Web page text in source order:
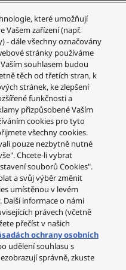
Marketing Europe
republika Všechna
které umožňují
Vašem zařízení (např.
- dále všechny označovány
stránky používáme
souhlasem budou
těch od třetích stran, k
stránek, ke zlepšení
funkčnosti a
přizpůsobené Vaším
cookies pro tyto
všechny cookies.
pouze nezbytně nutné
Chcete-li vybrat
souborů Cookies".
a svůj výběr změnit
umístěnou v levém
informace o námi
právech (včetně
přečíst v našich
ochrany osobních
udělení souhlasu s
správně, zkuste